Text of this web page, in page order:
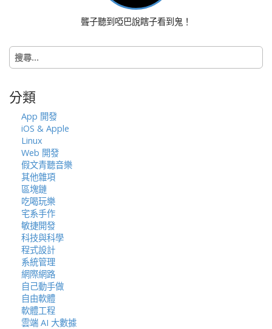
聾子聽到啞巴說瞎子看到鬼！
搜
尋
字:
分類
App 開發
iOS & Apple
Linux
Web 開發
假文青聽音樂
其他雜項
區塊鏈
吃喝玩樂
宅系手作
敏捷開發
科技與科學
程式設計
系統管理
網際網路
自己動手做
自由軟體
軟體工程
雲端 AI 大數據